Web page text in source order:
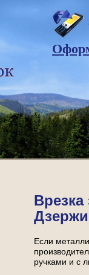
Если
ручками и с